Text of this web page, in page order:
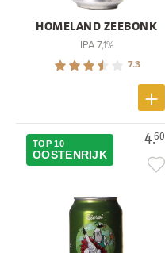
HOMELAND ZEEBONK
IPA 7,1%
7.3
4.60
TOP 10
OOSTENRIJK